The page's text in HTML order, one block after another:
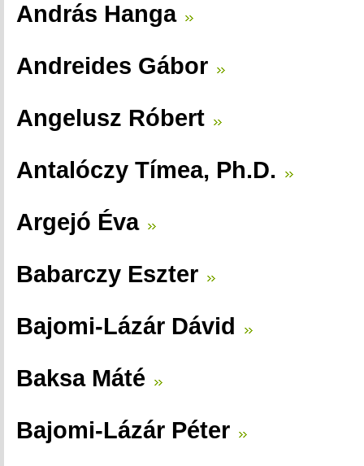
András Hanga
Andreides Gábor
Angelusz Róbert
Antalóczy Tímea, Ph.D.
Argejó Éva
Babarczy Eszter
Bajomi-Lázár Dávid
Baksa Máté
Bajomi-Lázár Péter